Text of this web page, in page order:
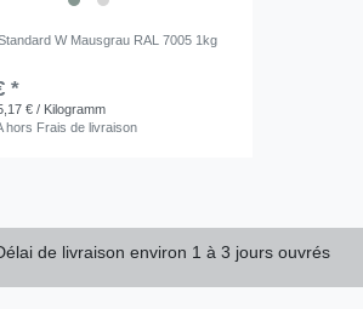
W Mausgrau RAL 7005 1kg
*
€ / Kilogramm
hors Frais de livraison
de livraison environ 1 à 3 jours ouvrés